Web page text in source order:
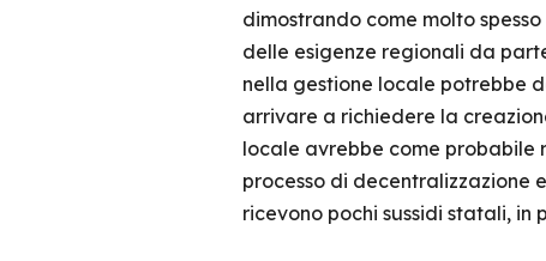
dimostrando come molto
delle esigenze regionali da
nella gestione locale potrebbe
arrivare a richiedere la
locale avrebbe come
processo di decentralizzazione
ricevono pochi sussidi statali,